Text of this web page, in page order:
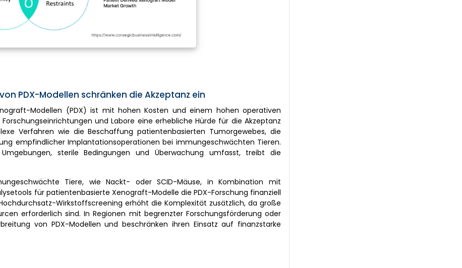
PDX-Modellen schränken die Akzeptanz ein
Modellen (PDX) ist mit hohen Kosten und einem hohen operativen
und Labore eine erhebliche Hürde für die Akzeptanz
Verfahren wie die Beschaffung patientenbasierten Tumorgewebes, die
empfindlicher Implantationsoperationen bei immungeschwächten Tieren.
sterile Bedingungen und Überwachung umfasst, treibt die
Tiere, wie Nackt- oder SCID-Mäuse, in Kombination mit
für patientenbasierte Xenograft-Modelle die PDX-Forschung finanziell
Wirkstoffscreening erhöht die Komplexität zusätzlich, da große
erforderlich sind. In Regionen mit begrenzter Forschungsförderung oder
von PDX-Modellen und beschränken ihren Einsatz auf finanzstarke